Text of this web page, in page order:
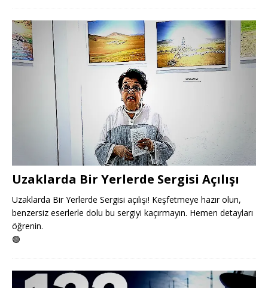
Uzaklarda Bir Yerlerde Sergisi Açılışı
Uzaklarda Bir Yerlerde Sergisi açılışı! Keşfetmeye hazır olun,
benzersiz eserlerle dolu bu sergiyi kaçırmayın. Hemen detayları
öğrenin.
🟢